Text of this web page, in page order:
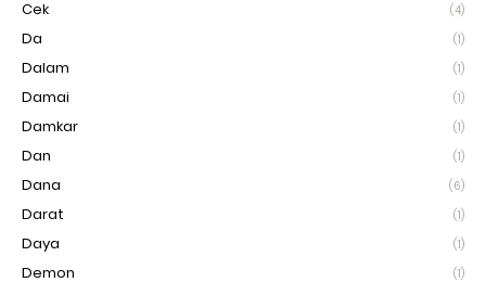
Cek (4)
Da (1)
Dalam (1)
Damai (1)
Damkar (1)
Dan (1)
Dana (6)
Darat (1)
Daya (1)
Demon (1)